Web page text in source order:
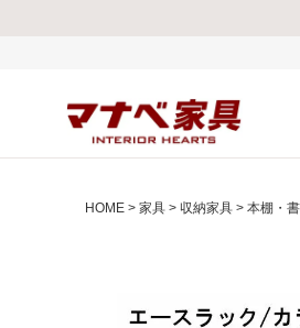
HOME 家具 収納家具 本棚・